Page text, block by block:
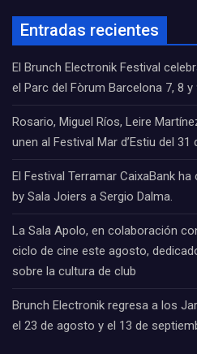
Entradas recientes
El Brunch Electronik Festival
el Parc del Fòrum Barcelona 7, 8
Rosario, Miguel Ríos, Leire
unen al Festival Mar d’Estiu del
El Festival Terramar CaixaBank
by Sala Joiers a Sergio Dalma.
La Sala Apolo, en colaboración
ciclo de cine este agosto,
sobre la cultura de club
Brunch Electronik regresa a los
el 23 de agosto y el 13 de